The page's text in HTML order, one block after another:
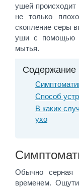
ушей
не только
скопление серы
уши с помощью
мытья.
Содержание
Способ
В каких
ухо
Обычно серная
временем.